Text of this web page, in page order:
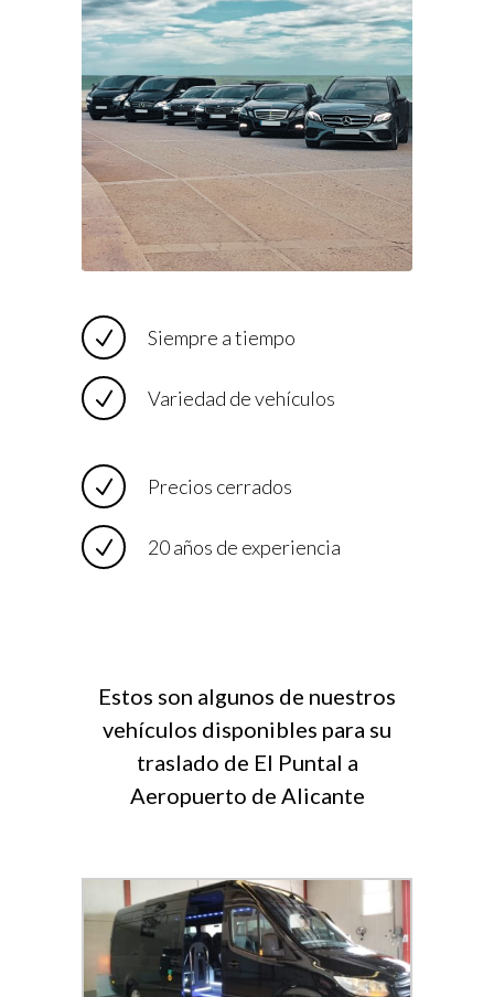
Siempre a tiempo
Variedad de vehículos
Precios cerrados
20 años de experiencia
Estos son algunos de nuestros
vehículos disponibles para su
traslado de El Puntal a
Aeropuerto de Alicante